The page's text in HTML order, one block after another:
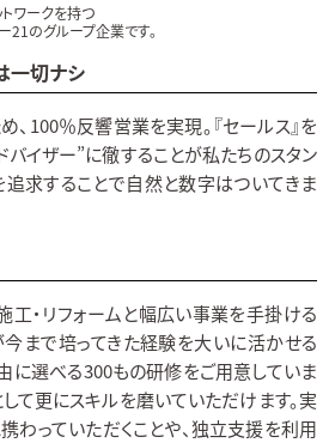
ワークを持つ
21のグループ企業です。
一切ナシ
100％反響営業を実現。『セールス』を
バイザー”に徹することが私たちのスタン
追求することで自然と数字はついてきま
工・リフォームと幅広い事業を手掛ける
今まで培ってきた経験を大いに活かせる
に選べる300もの研修をご用意していま
して更にスキルを磨いていただけます。実
わっていただくことや、独立支援を利用